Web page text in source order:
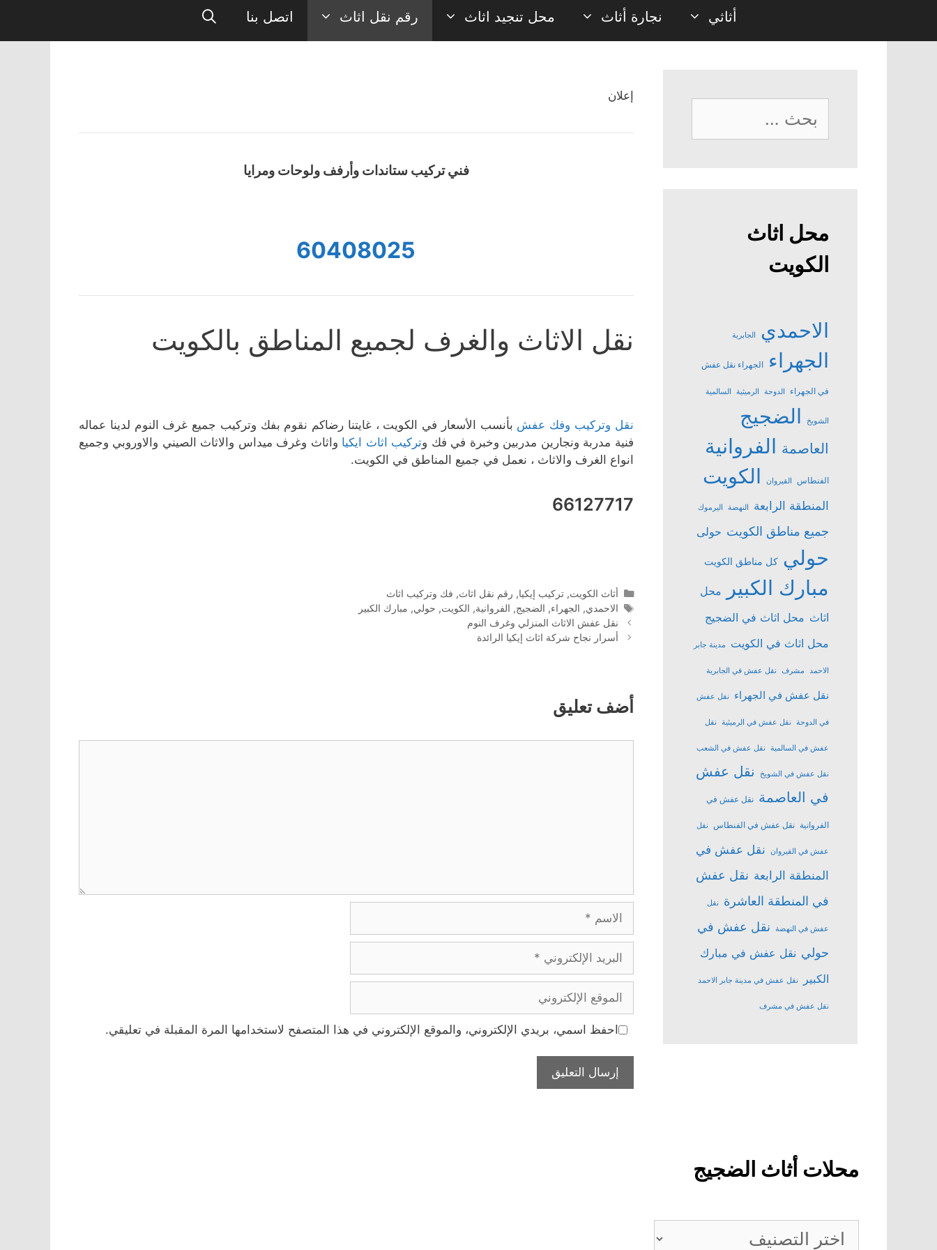
أثاثي نجارة أثاث محل تنجيد اثاث رقم نقل اثاث اتصل بنا
إعلان
فني تركيب ستاندات وأرفف ولوحات ومرايا
60408025
نقل الاثاث والغرف لجميع المناطق بالكويت
نقل وتركيب وفك عفش بأنسب الأسعار في الكويت ، غايتنا رضاكم نقوم بفك وتركيب جميع غرف النوم لدينا عماله
فنية مدربة ونجارين مدربين وخبرة في فك وتركيب اثاث ايكيا واثاث وغرف ميداس والاثاث الصيني والاوروبي وجميع
انواع الغرف والاثاث ، نعمل في جميع المناطق في الكويت.
66127717
التصنيفات
أثاث الكويت, تركيب إيكيا, رقم نقل اثاث, فك وتركيب اثاث
الوسوم
الاحمدي, الجهراء, الضجيج, الفروانية, الكويت, حولي, مبارك الكبير
نقل عفش الاثاث المنزلي وغرف النوم
أسرار نجاح شركة اثاث إيكيا الرائدة
أضف تعليق
الإلكتروني
الإلكتروني
احفظ اسمي، بريدي الإلكتروني، والموقع الإلكتروني في هذا المتصفح لاستخدامها المرة المقبلة في تعليقي.
البحث
عن:
محل اثاث
الكويت
الاحمدي الجابرية
الجهراء الجهراء نقل عفش
في الجهراء الدوحة الرميثية السالمية
الشويخ الضجيج
العاصمة الفروانية
الفنطاس القيروان الكويت
المنطقة الرابعة النهضة اليرموك
جميع مناطق الكويت حولى
حولي كل مناطق الكويت
مبارك الكبير
محل
اثاث محل اثاث في الضجيج
محل اثاث في الكويت
مدينة جابر
الاحمد مشرف نقل عفش في الجابرية
نقل عفش في الجهراء نقل عفش
في الدوحة نقل عفش في الرميثية نقل
عفش في السالمية نقل عفش في الشعب
نقل عفش في الشويخ
نقل عفش
في العاصمة نقل عفش في
الفروانية نقل عفش في الفنطاس نقل
عفش في القيروان
نقل عفش في
المنطقة الرابعة نقل عفش
في المنطقة العاشرة
نقل
عفش في النهضة
نقل عفش في
حولي نقل عفش في مبارك
الكبير
نقل عفش في مدينة جابر الاحمد
نقل عفش في مشرف
محلات أثاث الضجيج
محلات